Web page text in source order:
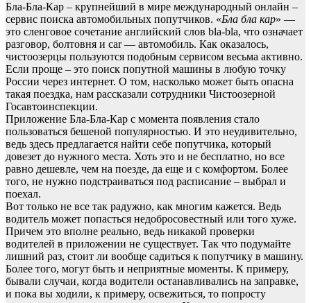
Бла-Бла-Кар – крупнейший в мире международный онлайн –
сервис поиска автомобильных попутчиков. «Бла бла кар» —
это сленговое сочетание английский слов bla-bla, что означает
разговор, болтовня и car — автомобиль. Как оказалось,
чистоозерцы пользуются подобным сервисом весьма активно.
Если проще – это поиск попутной машины в любую точку
России через интернет. О том, насколько может быть опасна
такая поездка, нам рассказали сотрудники Чистоозерной
Госавтоинспекции.
Приложение Бла-Бла-Кар с момента появления стало
пользоваться бешеной популярностью. И это неудивительно,
ведь здесь предлагается найти себе попутчика, который
довезет до нужного места. Хоть это и не бесплатно, но все
равно дешевле, чем на поезде, да еще и с комфортом. Более
того, не нужно подстраиваться под расписание – выбрал и
поехал.
Вот только не все так радужно, как многим кажется. Ведь
водитель может попасться недобросовестный или того хуже.
Причем это вполне реально, ведь никакой проверки
водителей в приложении не существует. Так что подумайте
лишний раз, стоит ли вообще садиться к попутчику в машину.
Более того, могут быть и неприятные моменты. К примеру,
бывали случаи, когда водители останавливались на заправке,
и пока вы ходили, к примеру, освежиться, то попросту